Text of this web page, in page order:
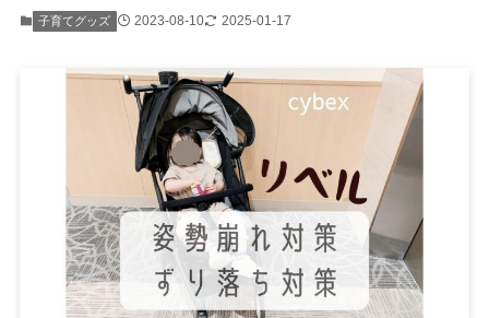
子育てグッズ 2023-08-10 2025-01-17